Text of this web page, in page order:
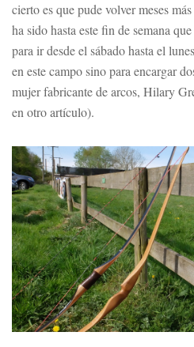
cierto es que pude volver meses
ha sido hasta este fin de semana
para ir desde el sábado hasta el
en este campo sino para encargar
mujer fabricante de arcos, Hilary
en otro artículo).